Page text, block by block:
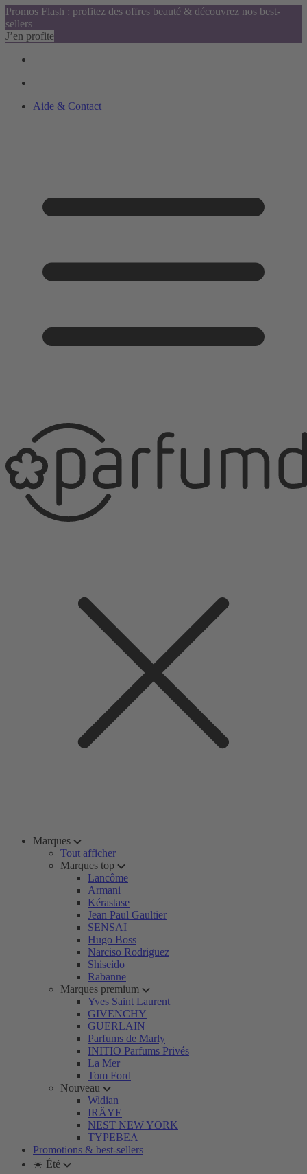
Promos Flash : profitez des offres beauté & découvrez nos best-
sellers
J’en profite
Aide & Contact
Marques
Tout afficher
Marques top
Lancôme
Armani
Kérastase
Jean Paul Gaultier
SENSAI
Hugo Boss
Narciso Rodriguez
Shiseido
Rabanne
Marques premium
Yves Saint Laurent
GIVENCHY
GUERLAIN
Parfums de Marly
INITIO Parfums Privés
La Mer
Tom Ford
Nouveau
Widian
IRÄYE
NEST NEW YORK
TYPEBEA
Promotions & best-sellers
☀️ Été